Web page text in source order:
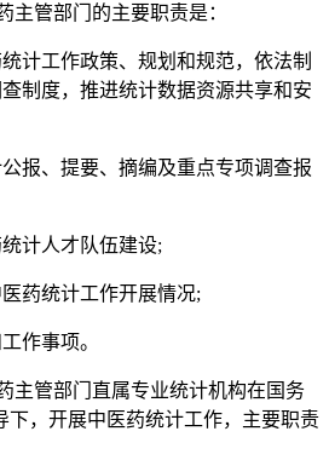
主管部门的主要职责是：
计工作政策、规划和规范，依法制
制度，推进统计数据资源共享和安
报、提要、摘编及重点专项调查报
计人才队伍建设;
药统计工作开展情况;
作事项。
主管部门直属专业统计机构在国务
下，开展中医药统计工作，主要职责